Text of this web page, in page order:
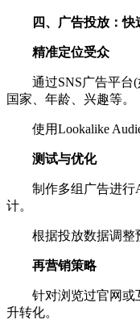
四、广告投放：
精准定位受众
通过SNS广告平台(如
国家、年龄、兴趣等。
使用Lookalike
测试与优化
制作多组广告进行
计。
根据投放数据调整
再营销策略
针对浏览过官网或
升转化。